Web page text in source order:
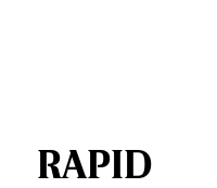
RAPID